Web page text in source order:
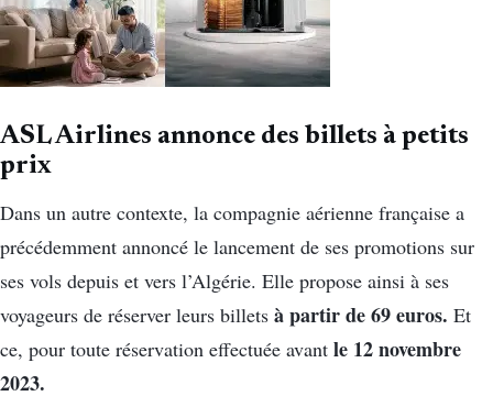
ASL Airlines annonce des billets à petits
prix
Dans un autre contexte, la compagnie aérienne française a
précédemment annoncé le lancement de ses promotions sur
ses vols depuis et vers l’Algérie. Elle propose ainsi à ses
voyageurs de réserver leurs billets à partir de 69 euros. Et
ce, pour toute réservation effectuée avant le 12 novembre
2023.